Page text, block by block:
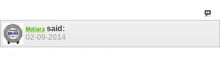
Mutiara said:
02-09-2014